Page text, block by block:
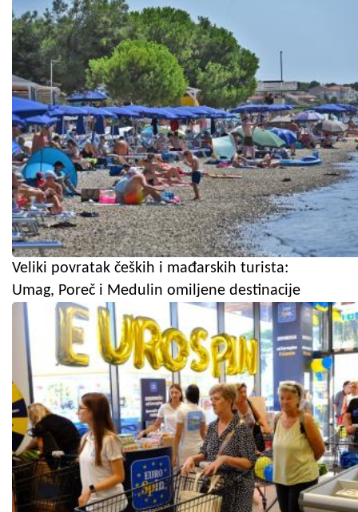
Veliki povratak čeških i mađarskih turista:
Umag, Poreč i Medulin omiljene destinacije